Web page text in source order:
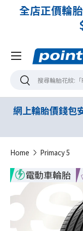
條減
已開放
搜尋搜尋
Menu
網上輪胎價錢包
Home Primacy 5
電動車輪胎